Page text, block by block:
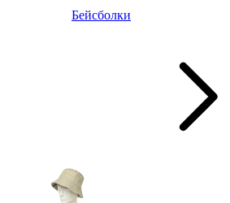
Бейсболки